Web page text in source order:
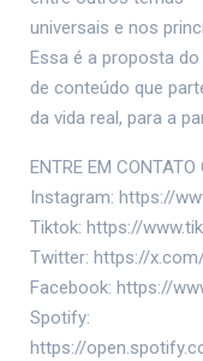
universais e nos
Essa é a proposta
de conteúdo que
da vida real, para a
ENTRE EM CONTATO
Instagram: https://
Tiktok: https://
Twitter: https://
Facebook: https://
Spotify:
https://